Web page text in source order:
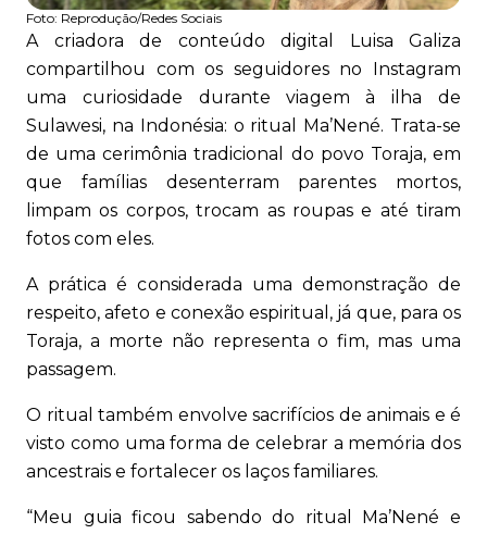
Foto: Reprodução/Redes Sociais
A criadora de conteúdo digital Luisa Galiza
compartilhou com os seguidores no Instagram
uma curiosidade durante viagem à ilha de
Sulawesi, na Indonésia: o ritual Ma’Nené. Trata-se
de uma cerimônia tradicional do povo Toraja, em
que famílias desenterram parentes mortos,
limpam os corpos, trocam as roupas e até tiram
fotos com eles.
A prática é considerada uma demonstração de
respeito, afeto e conexão espiritual, já que, para os
Toraja, a morte não representa o fim, mas uma
passagem.
O ritual também envolve sacrifícios de animais e é
visto como uma forma de celebrar a memória dos
ancestrais e fortalecer os laços familiares.
“Meu guia ficou sabendo do ritual Ma’Nené e